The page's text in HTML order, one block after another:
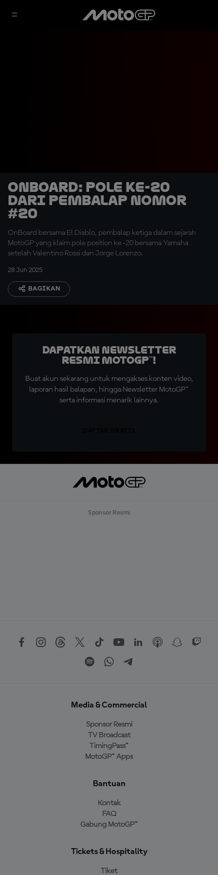
OnBoard: Pole ke-20
dari Pembalap Nomor
#20
OnBoard bersama El Diablo, pembalap ketiga dalam sejarah
MotoGP yang klaim pole position ke-20 bersama Yamaha
setelah Valentino Rossi dan Jorge Lorenzo.
28 Jun 2025
BAGIKAN
Dapatkan Newsletter
Resmi MotoGP™!
Buat akun sekarang untuk mengakses konten video,
laporan hasil balapan, hingga Newsletter MotoGP™
serta informasi menarik lainnya.
Sponsor Resmi
Media & Commercial
Sponsor Resmi
TV Broadcast
TimingPass™
MotoGP™ Apps
Bantuan
Kontak
FAQ
Gabung MotoGP™
Tickets & Hospitality
Tiket